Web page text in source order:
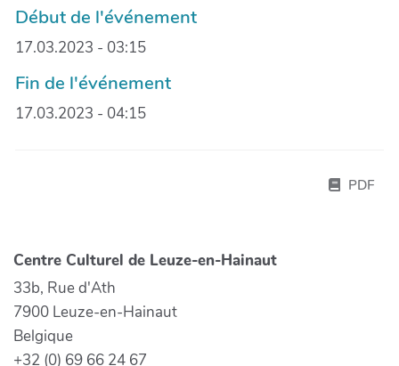
Début de l'événement
17.03.2023 - 03:15
Fin de l'événement
17.03.2023 - 04:15
PDF
Centre Culturel de Leuze-en-Hainaut
33b, Rue d'Ath
7900 Leuze-en-Hainaut
Belgique
+32 (0) 69 66 24 67